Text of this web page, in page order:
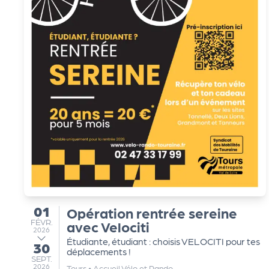
du
01
FÉVRIER
FÉVR.
2026
au
30
SEPTEMBRE
SEPT.
2026
Opération rentrée sereine
avec Velociti
Étudiante, étudiant : choisis VELOCITI pour tes
déplacements !
s
s
er
vi
c
e
s